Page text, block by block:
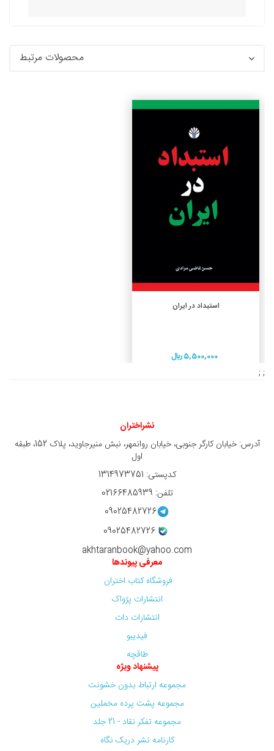
محصولات مرتبط
افزودن به سبد خرید
استبداد در ایران
5,500,000 ريال
; ;
نشراختران
آدرس: خیابان کارگر جنوبی، خیابان روانمهر، نبش منیرجاوید، پلاک 152، طبقه
اول
کدپستی: 1314973751
تلفن: 02166485939
09025482726
09025482726
akhtaranbook@yahoo.com
معرفی پیوندها
فروشگاه کتاب اختران
انتشارات پژواک
انتشارات دات
فیدیبو
طاقچه
پیشنهاد ویژه
مجموعه ارتباط بدون خشونت
مجموعه پشت پرده مخملین
مجموعه تفکر نقاد - 21 جلد
کارنامه نشر دریک نگاه